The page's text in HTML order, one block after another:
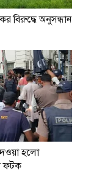
বিরুদ্ধে অনুসন্ধান
হলো
ফটক